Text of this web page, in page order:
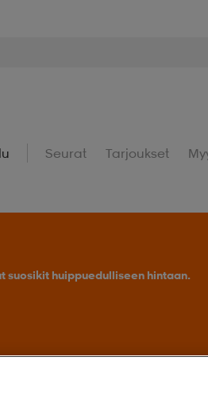
Seurat Tarjoukset
suosikit huippuedulliseen hintaan.